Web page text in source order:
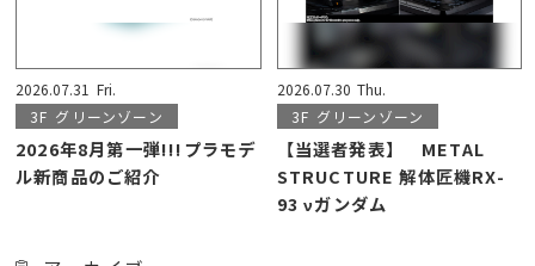
2026.07.31 Fri.
3F グリーンゾーン
2026年8月第一弾!!!プラモデ
ル新商品のご紹介
2026.07.30 Thu.
3F グリーンゾーン
【当選者発表】 METAL
STRUCTURE 解体匠機RX-
93 νガンダム